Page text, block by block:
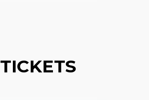
TICKETS